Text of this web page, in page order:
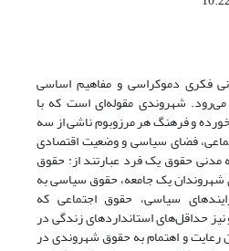
فکری دموکراسی و مفاهیم اساسی
شهروندی مقوله‌ای است که با
و فرهنگ هر مرزوبوم ناشی از سه
فضای سیاسی و وضعیت اقتصادی
حقوق یک فرد عبارتند از: حقوق
شهروندان یک جامعه، حقوق سیاسی به
سیاسی، حقوق اجتماعی که
حداقل‌های استانداردهای زندگی در
رعایت‌ و اهتمام به‌ حقوق شهروندی در